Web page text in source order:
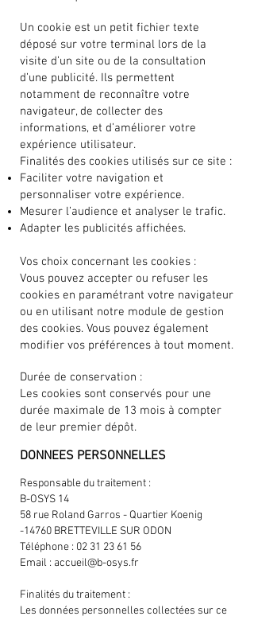
Un cookie est un petit fichier texte
déposé sur votre terminal lors de la
visite d’un site ou de la consultation
d’une publicité. Ils permettent
notamment de reconnaître votre
navigateur, de collecter des
informations, et d’améliorer votre
expérience utilisateur.
Finalités des cookies utilisés sur ce site :
Faciliter votre navigation et
personnaliser votre expérience.
Mesurer l’audience et analyser le trafic.
Adapter les publicités affichées.
Vos choix concernant les cookies :
Vous pouvez accepter ou refuser les
cookies en paramétrant votre navigateur
ou en utilisant notre module de gestion
des cookies. Vous pouvez également
modifier vos préférences à tout moment.
Durée de conservation :
Les cookies sont conservés pour une
durée maximale de 13 mois à compter
de leur premier dépôt.
DONNEES PERSONNELLES
Responsable du traitement :
B-OSYS 14
58 rue Roland Garros - Quartier Koenig
-14760 BRETTEVILLE SUR ODON
Téléphone : 02 31 23 61 56
Email : accueil@b-osys.fr
Finalités du traitement :
Les données personnelles collectées sur ce